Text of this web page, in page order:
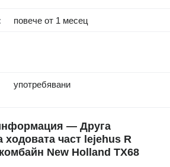
повече от 1 месец
употребявани
— Друга
ходовата част lejehus R
New Holland TX68